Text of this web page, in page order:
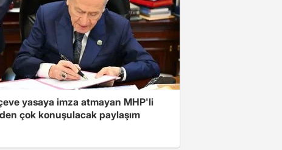
yasaya imza atmayan MHP'li
çok konuşulacak paylaşım